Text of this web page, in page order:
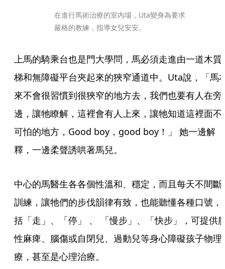
在進行馬術治療的室內場，Uta變身為要求
嚴格的教練，指導女兒安安。
上馬的騎乘台也是門大學問，馬必須走進由一道木質
梯和無障礙平台夾起來的狹窄通道中。Uta說，「馬
來不會很習慣到很狹窄的地方去，我們也要有人在旁
邊，讓牠瞭解，這裡會有人上來，讓牠知道這裡面不
可怕的地方，Good boy，good boy！」 她一邊解
釋，一邊柔聲誘哄著馬兒。
中心的馬醫生各各個性溫和、穩定，而且每天不間斷
訓練，讓牠們的步伐韻律有致，也能聽懂各種口號，
括「走」、「停」 、 「慢步」、「快步」，可提供
性麻痺、腦傷或自閉兒、過動兒等身心障礙孩子物理
療，甚至是心理治療。